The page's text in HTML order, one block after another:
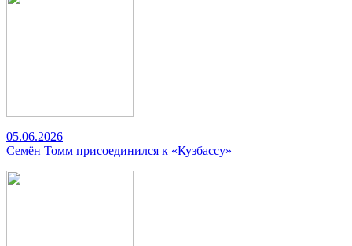
05.06.2026
Семён Томм присоединился к «Кузбассу»